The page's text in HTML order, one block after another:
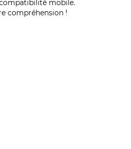
mobile.
compréhension !